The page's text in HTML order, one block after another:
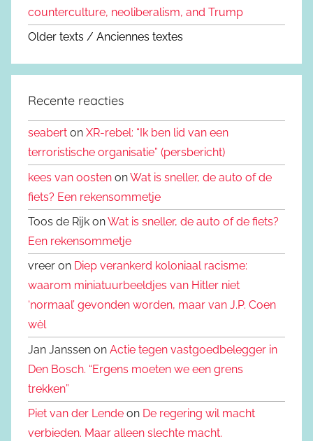
counterculture, neoliberalism, and Trump
Older texts / Anciennes textes
Recente reacties
seabert on XR-rebel: “Ik ben lid van een
terroristische organisatie” (persbericht)
kees van oosten onWat is sneller, de auto of de
fiets? Een rekensommetje
Toos de Rijk onWat is sneller, de auto of de fiets?
Een rekensommetje
vreer on Diep verankerd koloniaal racisme:
waarom miniatuurbeeldjes van Hitler niet
‘normaal’ gevonden worden, maar van J.P. Coen
wèl
Jan Janssen on Actie tegen vastgoedbelegger in
Den Bosch. “Ergens moeten we een grens
trekken”
Piet van der Lende on De regering wil macht
verbieden. Maar alleen slechte macht.